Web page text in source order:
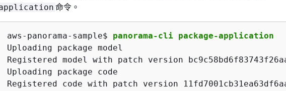
命令。
aws-panorama-sample$ panorama-cli package-application
Uploading package model
Registered model with patch version
Uploading package code
Registered code with patch version